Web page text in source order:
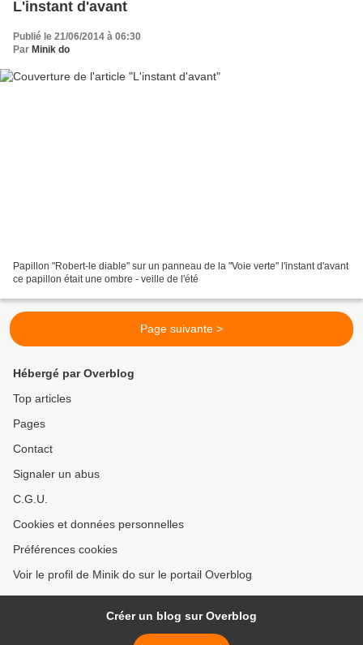
L'instant d'avant
Publié le 21/06/2014 à 06:30
Par Minik do
Papillon "Robert-le diable" sur un panneau de la "Voie verte" l'instant d'avant
ce papillon était une ombre - veille de l'été
Page suivante >
Hébergé par Overblog
Top articles
Pages
Contact
Signaler un abus
C.G.U.
Cookies et données personnelles
Préférences cookies
Voir le profil de Minik do sur le portail Overblog
Créer un blog sur Overblog